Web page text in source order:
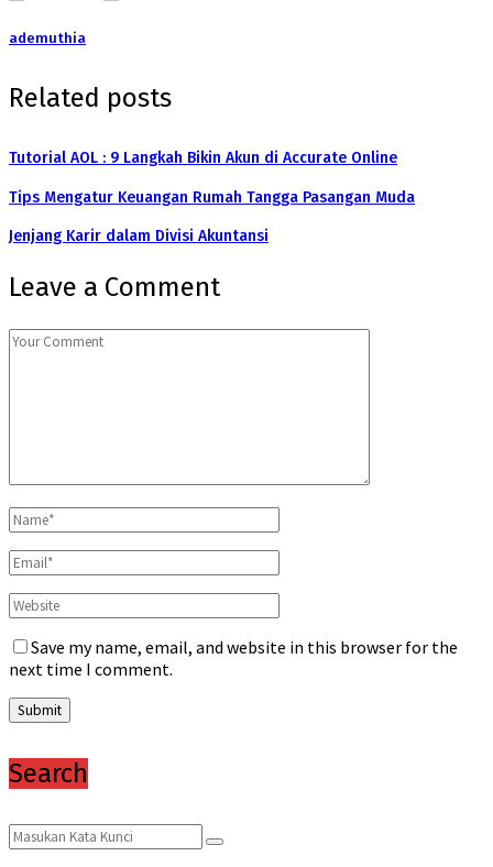
ademuthia
Related posts
Tutorial AOL : 9 Langkah Bikin Akun di Accurate Online
Tips Mengatur Keuangan Rumah Tangga Pasangan Muda
Jenjang Karir dalam Divisi Akuntansi
Leave a Comment
Save my name, email, and website in this browser for the
next time I comment.
Search
Search
for:
Search